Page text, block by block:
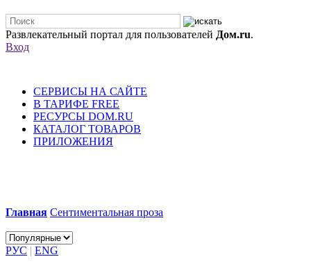
Развлекательный портал для пользователей Дом.ru.
Вход
СЕРВИСЫ НА САЙТЕ
В ТАРИФЕ FREE
РЕСУРСЫ DOM.RU
КАТАЛОГ ТОВАРОВ
ПРИЛОЖЕНИЯ
Главная Сентиментальная проза
РУС | ENG